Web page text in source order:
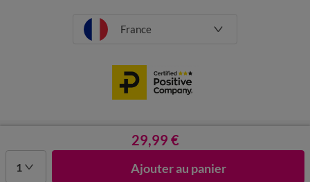
29,99 €
1 Ajouter au panier
France
Données personnelles